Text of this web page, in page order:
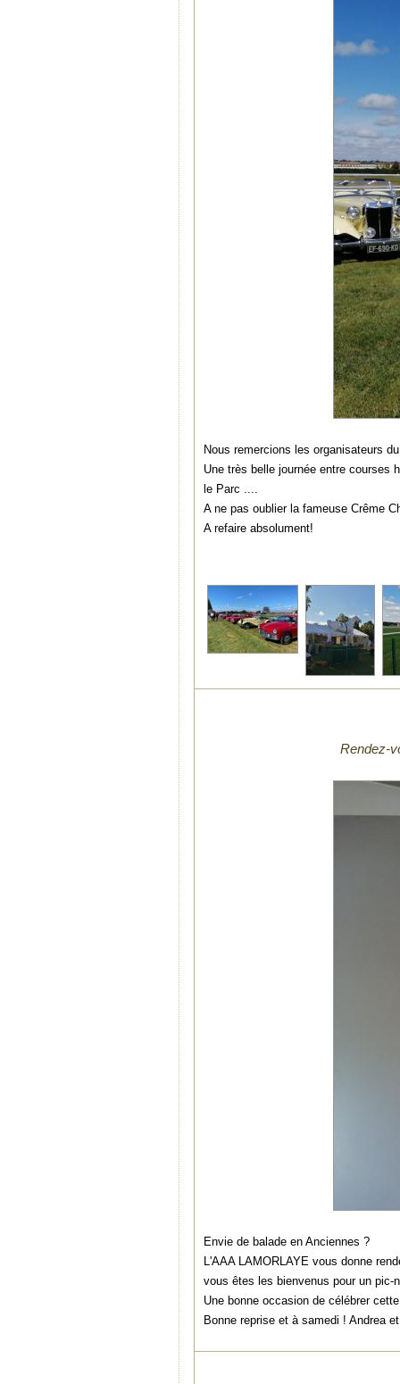
Nous remercions les organisateurs
Une très belle journée entre courses
le Parc ....
A ne pas oublier la fameuse Crême
A refaire absolument!
Rendez-
Envie de balade en Anciennes ?
L'AAA LAMORLAYE vous donne
vous êtes les bienvenus pour un pic-
Une bonne occasion de célébrer
Bonne reprise et à samedi ! Andrea